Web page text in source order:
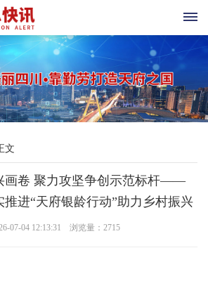
文
画卷 聚力攻坚争创示范标杆——
进“天府银龄行动”助力乡村振兴
04 12:13:31 浏览量： 2715